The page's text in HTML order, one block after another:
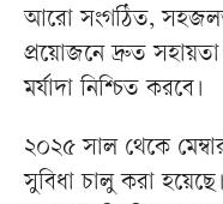
আরো সংগঠিত,
প্রয়োজনে দ্রুত সহায়তা
মর্যাদা নিশ্চিত করবে।
২০২৫ সাল থেকে
সুবিধা চালু করা